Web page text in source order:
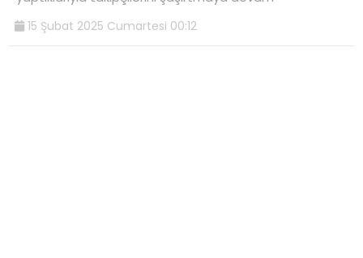
15 Şubat 2025 Cumartesi 00:12